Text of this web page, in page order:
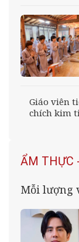
Giáo viên
chích kim
ẨM THỰC
Mỗi lượng